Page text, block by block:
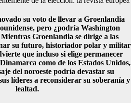
su voto de llevar a Groenlandia
pero ¿podría Washington
Groenlandia se dirige a las
su futuro, historiador polar y militar
que incluso si elige permanecer
como de los Estados Unidos,
del noroeste podría devastar su
líderes a reconsiderar su soberanía y
lealtad.